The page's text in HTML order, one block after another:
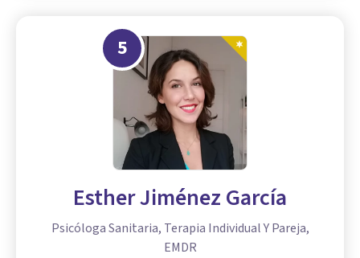
5
Esther Jiménez García
Psicóloga Sanitaria, Terapia Individual Y Pareja,
EMDR